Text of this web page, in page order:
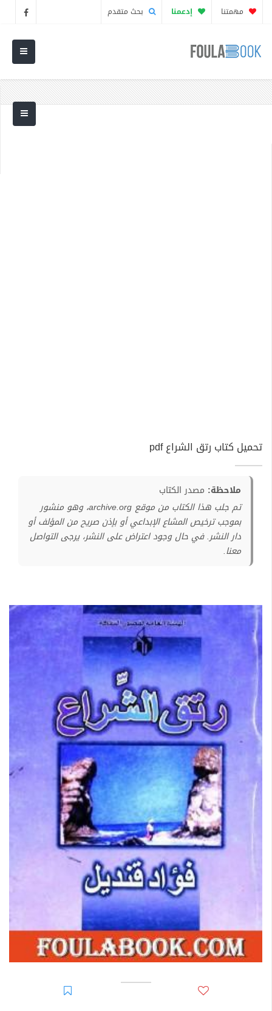
مهمتنا إدعمنا بحث متقدم
تحميل كتاب رتق الشراع pdf
ملاحظة: مصدر الكتاب
تم جلب هذا الكتاب من موقع archive.org، وهو منشور
بموجب ترخيص المشاع الإبداعي أو بإذن صريح من المؤلف أو
دار النشر. في حال وجود اعتراض على النشر، يرجى التواصل
معنا.